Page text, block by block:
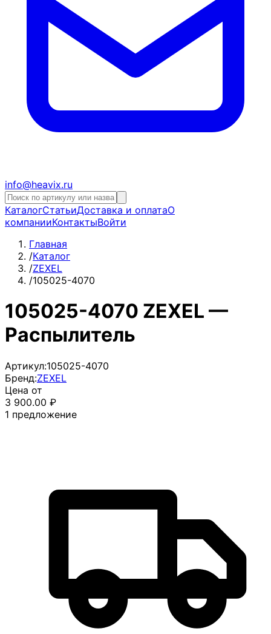
info@heavix.ru
КаталогСтатьиДоставка и оплатаО
компанииКонтактыВойти
Главная
/Каталог
/ZEXEL
/105025-4070
105025-4070 ZEXEL —
Распылитель
Артикул:105025-4070
Бренд:ZEXEL
Цена от
3 900.00 ₽
1 предложение